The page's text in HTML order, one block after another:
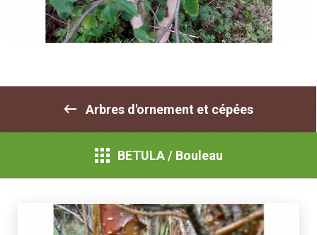
Arbres d'ornement et cépées
BETULA / Bouleau